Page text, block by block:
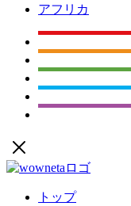
アフリカ
トップ